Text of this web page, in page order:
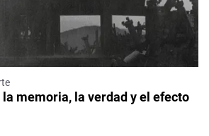
la memoria, la verdad y el efecto